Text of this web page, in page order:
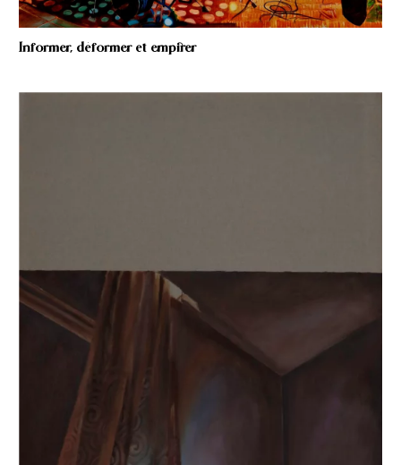
Informer, déformer et empirer